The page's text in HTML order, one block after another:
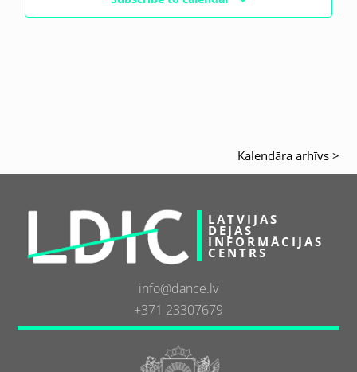
Kalendāra arhīvs >
LATVIJAS
DEJAS
INFORMĀCIJAS
CENTRS
info@dance.lv
+371 23307679